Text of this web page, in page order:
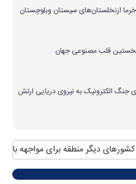
نخستین قلب مصنوعی جهان
جنگ الکترونیک به نیروی دریایی ارتش
دیگر منطقه برای مواجهه با آن